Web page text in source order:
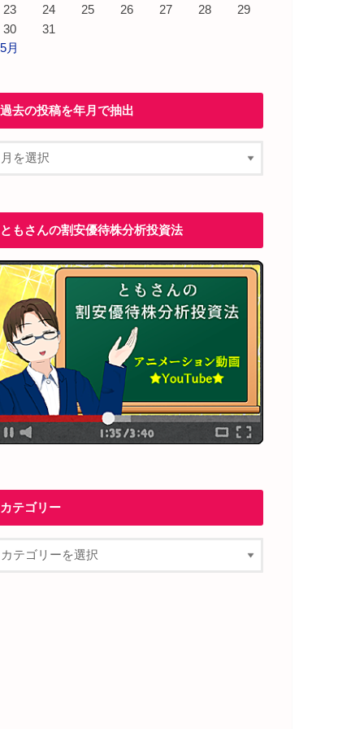
23 24 25 26 27 28
29
30
31
月
過去の投稿を年月で抽出
ともさんの割安優待株分析投資法
カテゴリー